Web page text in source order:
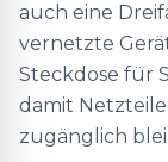
auch eine
vernetzte
Steckdose für
damit
zugänglich